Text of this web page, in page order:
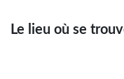
Le lieu où se